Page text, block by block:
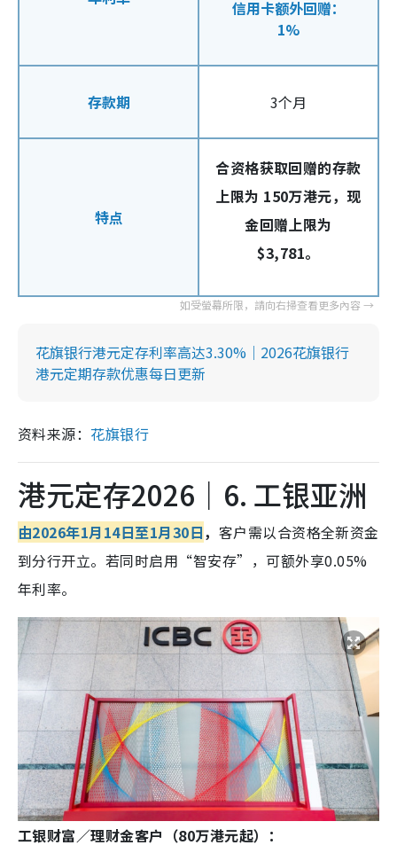
信用卡额外回赠：
1%
存款期 3个月
特点
合资格获取回赠的存款
上限为 150万港元，现
金回赠上限为
$3,781。
花旗银行港元定存利率高达3.30%｜2026花旗银行
港元定期存款优惠每日更新
资料来源： 花旗银行
港元定存2026｜6. 工银亚洲
由2026年1月14日至1月30日， 客户需以合资格全新资金
到分行开立。若同时启用“智安存”，可额外享0.05%
年利率。
工银财富／理财金客户（80万港元起）：